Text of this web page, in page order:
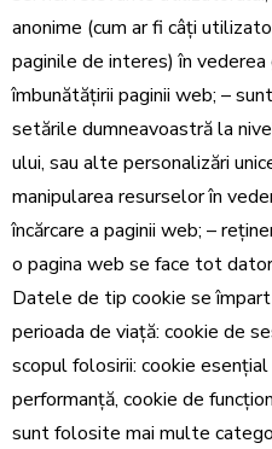
anonime (cum ar fi câți
paginile de interes) în
îmbunătățirii paginii web; –
setările dumneavoastră la
ului, sau alte personalizări
manipularea resurselor în
încărcare a paginii web; –
o pagina web se face tot
Datele de tip cookie se
perioada de viață: cookie de
scopul folosirii: cookie
performanță, cookie de
sunt folosite mai multe